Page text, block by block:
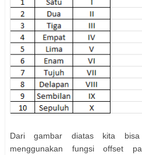
Dari gambar diatas kita bisa
menggunakan fungsi offset